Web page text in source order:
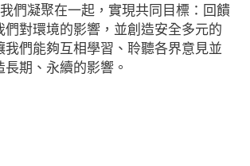
們凝聚在一起，實現共同目標：回饋
們對環境的影響，並創造安全多元的
我們能夠互相學習、聆聽各界意見並
期、永續的影響。